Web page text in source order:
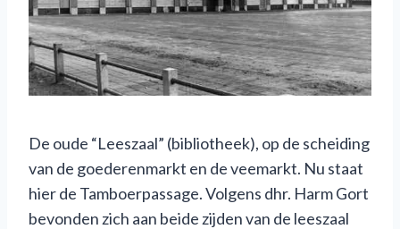
De oude “Leeszaal” (bibliotheek), op de scheiding
van de goederenmarkt en de veemarkt. Nu staat
hier de Tamboerpassage. Volgens dhr. Harm Gort
bevonden zich aan beide zijden van de leeszaal